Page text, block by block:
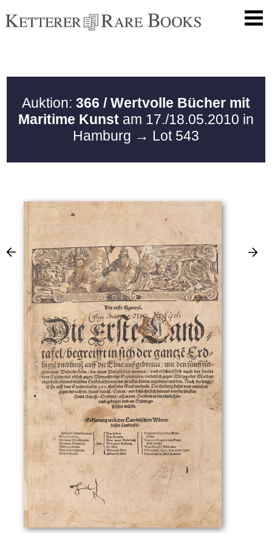
Auktion: 366 / Wertvolle Bücher mit
Maritime Kunst am 17./18.05.2010 in
Hamburg → Lot 543